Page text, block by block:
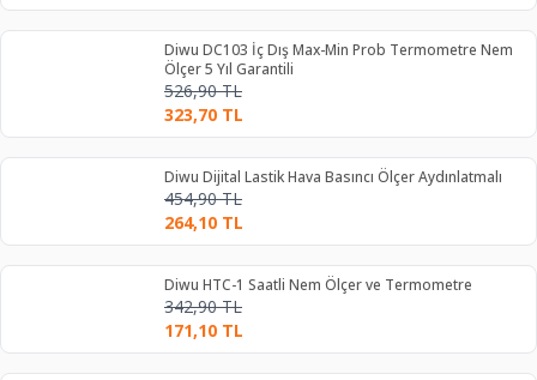
Diwu DC103 İç Dış Max-Min Prob Termometre Nem
Ölçer 5 Yıl Garantili
526,90TL
323,70 TL
Diwu Dijital Lastik Hava Basıncı Ölçer Aydınlatmalı
454,90TL
264,10 TL
Diwu HTC-1 Saatli Nem Ölçer ve Termometre
342,90TL
171,10 TL